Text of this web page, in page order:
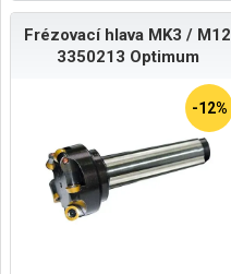
Frézovací hlava MK3 / M12
3350213 Optimum
-12%